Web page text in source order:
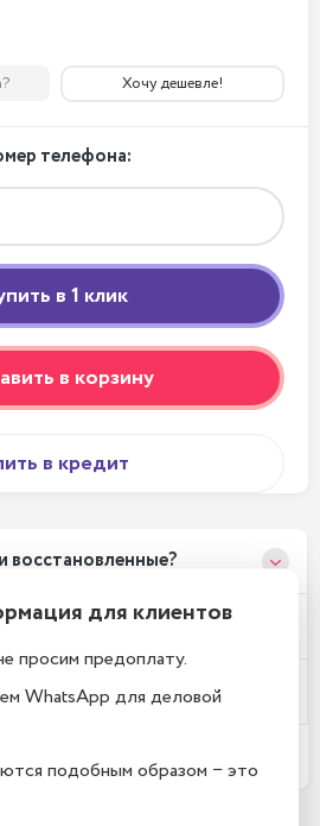
Хочу дешевле!
телефона:
в корзину
в кредит
восстановленные?
цены?
для клиентов
просим предоплату.
WhatsApp для деловой
подобным образом − это